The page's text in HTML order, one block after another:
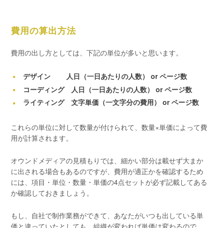
費用の算出方法
費用の出し方としては、下記の単位が多いと思います。
デザイン 人日（一日あたりの人数） or ページ数
コーディング 人日（一日あたりの人数） or ページ数
ライティング 文字単価（一文字分の費用） or ページ数
これらの単位に対して数量が付けられて、数量×単価によって費
用が計算されます。
オウンドメディアの見積もりでは、細かい部分は載せず大まか
に出される場合もあるのですが、費用が適正かを確認するため
には、項目・単位・数量・単価の4点セットが必ず記載してある
か確認しておきましょう。
もし、自社で制作業務ができて、あなたがいつも出している単
価と違っていたとしても、組織が変われば単価は変わるので、